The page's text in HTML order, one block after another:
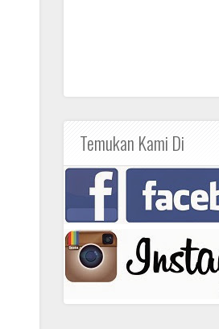
Temukan Kami Di